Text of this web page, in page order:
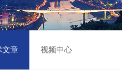
文章 视频中心